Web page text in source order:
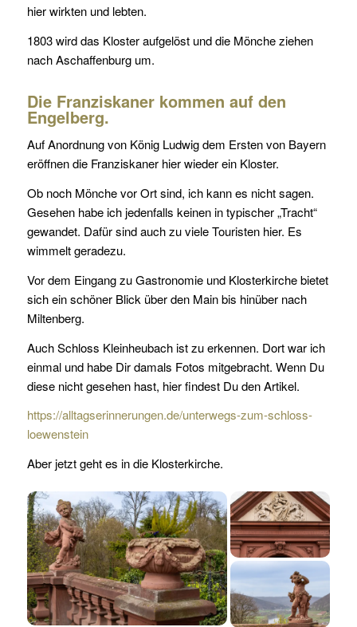
hier wirkten und lebten.
1803 wird das Kloster aufgelöst und die Mönche ziehen
nach Aschaffenburg um.
Die Franziskaner kommen auf den
Engelberg.
Auf Anordnung von König Ludwig dem Ersten von Bayern
eröffnen die Franziskaner hier wieder ein Kloster.
Ob noch Mönche vor Ort sind, ich kann es nicht sagen.
Gesehen habe ich jedenfalls keinen in typischer „Tracht“
gewandet. Dafür sind auch zu viele Touristen hier. Es
wimmelt geradezu.
Vor dem Eingang zu Gastronomie und Klosterkirche bietet
sich ein schöner Blick über den Main bis hinüber nach
Miltenberg.
Auch Schloss Kleinheubach ist zu erkennen. Dort war ich
einmal und habe Dir damals Fotos mitgebracht. Wenn Du
diese nicht gesehen hast, hier findest Du den Artikel.
https://alltagserinnerungen.de/unterwegs-zum-schloss-
loewenstein
Aber jetzt geht es in die Klosterkirche.